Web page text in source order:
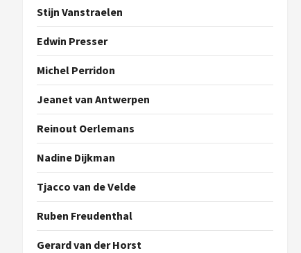
Stijn Vanstraelen
Edwin Presser
Michel Perridon
Jeanet van Antwerpen
Reinout Oerlemans
Nadine Dijkman
Tjacco van de Velde
Ruben Freudenthal
Gerard van der Horst